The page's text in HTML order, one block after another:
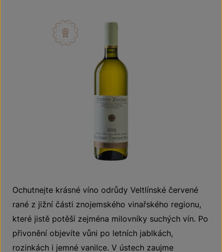
Ochutnejte krásné víno odrůdy Veltlínské červené
rané z jižní části znojemského vinařského regionu,
které jistě potěší zejména milovníky suchých vín. Po
přivonění objevíte vůni po letních jablkách,
rozinkách i jemné vanilce. V ústech zaujme